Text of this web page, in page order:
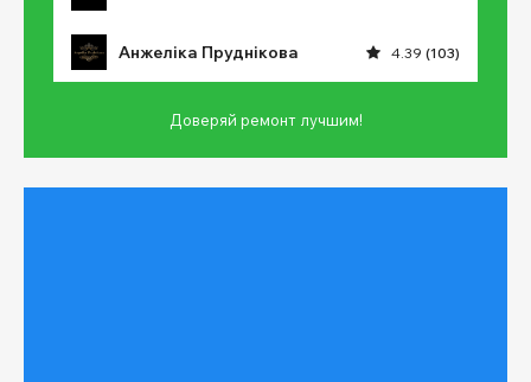
Анжеліка Пруднікова 4.39 (103)
Доверяй ремонт лучшим!